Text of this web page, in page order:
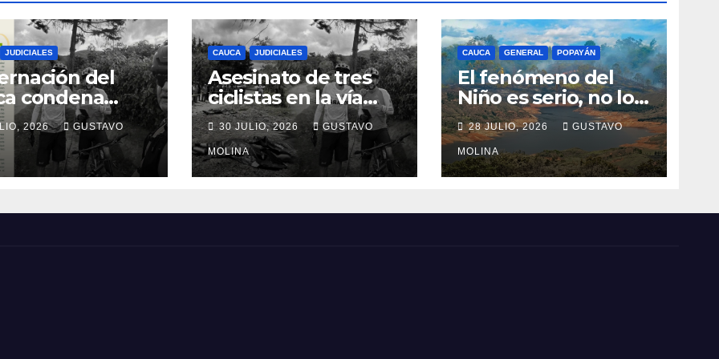
JUDICIALES
del
condena
de tres
y exige
urgentes
2026 GUSTAVO
CAUCA JUDICIALES
Asesinato de tres
ciclistas en la vía
Totoró – Silvia,
genera
consternación en el
Cauca
30 JULIO, 2026 GUSTAVO
MOLINA
CAUCA GENERAL POPAYÁN
El fenómeno del
Niño es serio, no lo
tome a juego
28 JULIO, 2026 GUSTAVO
MOLINA